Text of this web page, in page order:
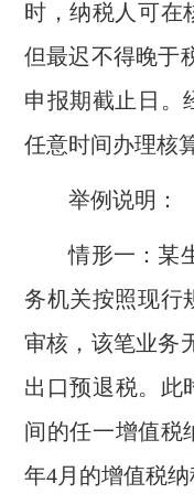
时，纳税人可在
但最迟不得晚于
申报期截止日。
任意时间办理核
举例说明：
情形一：某生
务机关按照现行
审核，该笔业务
出口预退税。此
间的任一增值税
年4月的增值税纳